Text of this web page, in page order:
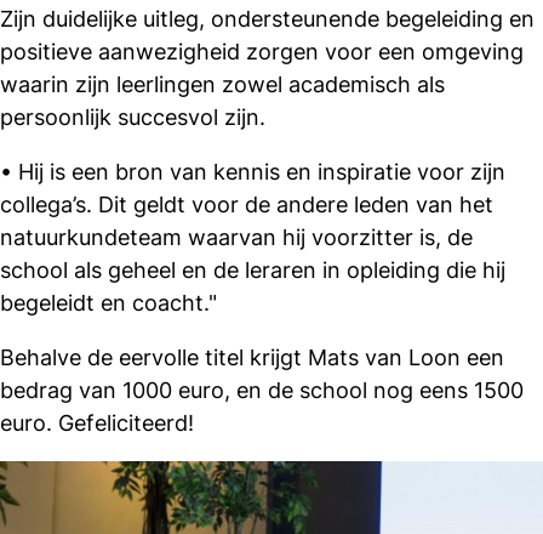
Zijn duidelijke uitleg, ondersteunende begeleiding en
positieve aanwezigheid zorgen voor een omgeving
waarin zijn leerlingen zowel academisch als
persoonlijk succesvol zijn.
• Hij is een bron van kennis en inspiratie voor zijn
collega’s. Dit geldt voor de andere leden van het
natuurkundeteam waarvan hij voorzitter is, de
school als geheel en de leraren in opleiding die hij
begeleidt en coacht."
Behalve de eervolle titel krijgt Mats van Loon een
bedrag van 1000 euro, en de school nog eens 1500
euro. Gefeliciteerd!